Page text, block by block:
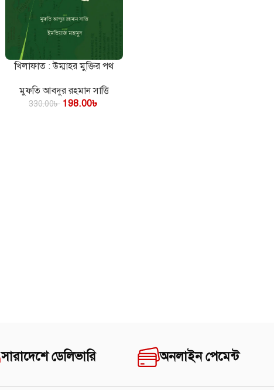
কার্টে যোগ করুন
খিলাফাত : উম্মাহর মুক্তির পথ
মুফতি আবদুর রহমান সাত্তি
330.00৳ 198.00৳
সারাদেশে ডেলিভারি অনলাইন পেমেন্ট